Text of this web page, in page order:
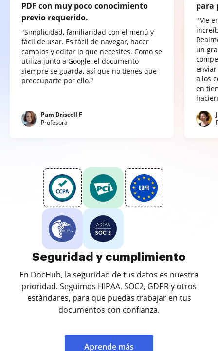
PDF con muy poco conocimiento
previo requerido.
"Simplicidad, familiaridad con el menú y
fácil de usar. Es fácil de navegar, hacer
cambios y editar lo que necesites. Como se
utiliza junto a Google, el documento
siempre se guarda, así que no tienes que
preocuparte por ello."
Pam Driscoll F
Profesora
para
"Me
un
a los
en
Seguridad y cumplimiento
En DocHub, la seguridad de tus datos es nuestra
prioridad. Seguimos HIPAA, SOC2, GDPR y otros
estándares, para que puedas trabajar en tus
documentos con confianza.
Aprende más